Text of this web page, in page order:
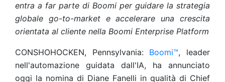
entra a far parte di Boomi per guidare la strategia
globale go-to-market e accelerare una crescita
orientata al cliente nella Boomi Enterprise Platform
CONSHOHOCKEN, Pennsylvania: Boomi™, leader
nell'automazione guidata dall'IA, ha annunciato
oggi la nomina di Diane Fanelli in qualità di Chief